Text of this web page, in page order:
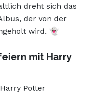
dreht sich das
der von der
wird. 👻
mit Harry
Potter